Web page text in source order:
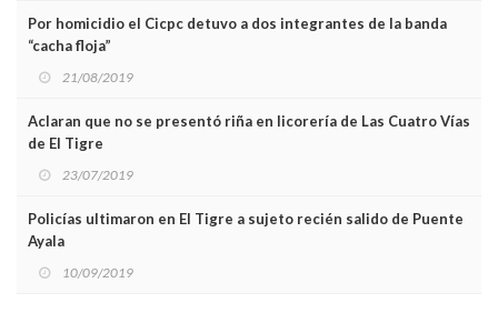
Por homicidio el Cicpc detuvo a dos integrantes de la banda
“cacha floja”
21/08/2019
Aclaran que no se presentó riña en licorería de Las Cuatro Vías
de El Tigre
23/07/2019
Policías ultimaron en El Tigre a sujeto recién salido de Puente
Ayala
10/09/2019